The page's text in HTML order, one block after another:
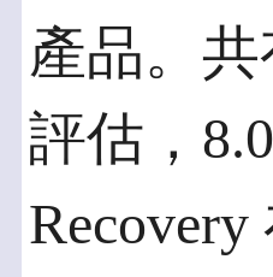
產品。共
評估，